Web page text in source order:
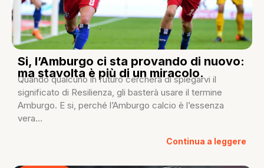
Si, l’Amburgo ci sta provando di nuovo:
ma stavolta è più di un miracolo.
Quando qualcuno in futuro cercherà di spiegarvi il
significato di Resilienza, gli basterà usare il termine
Amburgo. E si, perché l’Amburgo calcio è l’essenza
vera...
Continua a leggere